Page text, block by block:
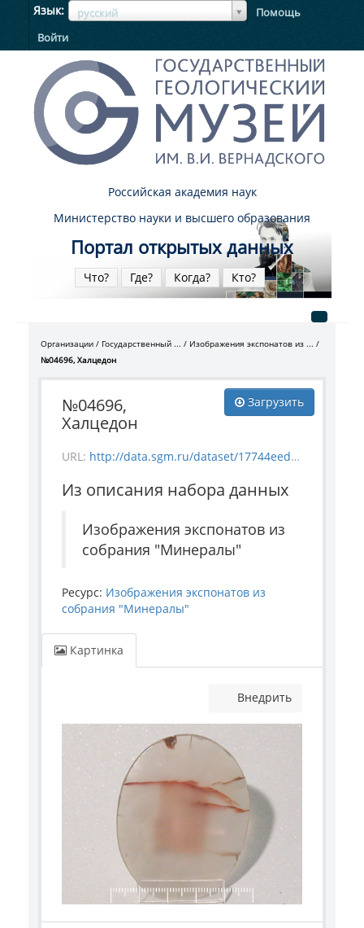
Язык русский
ЯзыкЯзык
Помощь
Войти
Российская академия наук
Министерство науки и высшего образования
Портал открытых данных
Что? Где? Когда? Кто?
Организации Государственный ...
Изображения экспонатов из ...
№04696, Халцедон
Загрузить
№04696,
Халцедон
URL: http://data.sgm.ru/dataset/17744eed-27fa-4a9a-bc72-4e657fa570af/resource/3c016db2-c2c7-4375-a7a9-8a3b5943ac0f/download/mineral_4696.jpg
Из описания набора данных
Изображения экспонатов из
собрания "Минералы"
Ресурс: Изображения экспонатов из
собрания "Минералы"
Картинка
Внедрить